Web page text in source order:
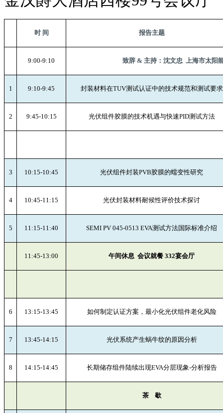
时 间 报告主题
9:00-9:10 致辞 & 主持：沈文忠 上海市太阳
1 9:10-9:45 封装材料在TUV测试认证中的技术规范和测试要求
2 9:45-10:15 光伏组件胶膜的技术机遇与快速PID测试方法
3 10:15-10:45 光伏组件封装PVB胶膜的蠕变性研究
4 10:45-11:15 光伏封装材料耐候性评价技术探讨
5 11:15-11:40 SEMI PV 045-0513 EVA测试方法国际标准介绍
11:45-13:00 午间休息 会议就餐 332宴会厅
6 13:15-13:45 如何制定认证方案，最小化光伏组件老化风险
7 13:45-14:15 光伏系统产生蜗牛纹的原因分析
8 14:15-14:45 长期储存组件陆续出现EVA分层现象-分析报告
茶 歇